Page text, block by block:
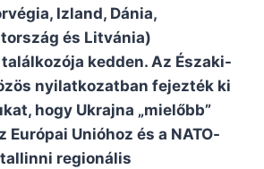
Izland, Dánia,
és Litvánia)
kedden. Az Északi-
nyilatkozatban fejezték ki
hogy Ukrajna „mielőbb”
Európai Unióhoz és a NATO-
regionális